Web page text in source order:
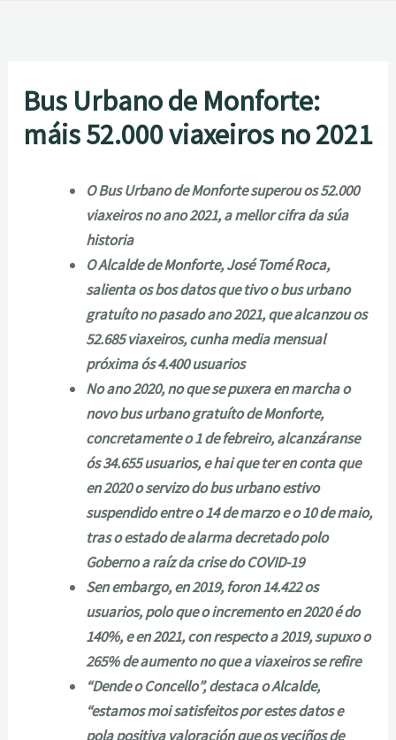
Bus Urbano de Monforte:
máis 52.000 viaxeiros no 2021
O Bus Urbano de Monforte superou os 52.000
viaxeiros no ano 2021, a mellor cifra da súa
historia
O Alcalde de Monforte, José Tomé Roca,
salienta os bos datos que tivo o bus urbano
gratuíto no pasado ano 2021, que alcanzou os
52.685 viaxeiros, cunha media mensual
próxima ós 4.400 usuarios
No ano 2020, no que se puxera en marcha o
novo bus urbano gratuíto de Monforte,
concretamente o 1 de febreiro, alcanzáranse
ós 34.655 usuarios, e hai que ter en conta que
en 2020 o servizo do bus urbano estivo
suspendido entre o 14 de marzo e o 10 de maio,
tras o estado de alarma decretado polo
Goberno a raíz da crise do COVID-19
Sen embargo, en 2019, foron 14.422 os
usuarios, polo que o incremento en 2020 é do
140%, e en 2021, con respecto a 2019, supuxo o
265% de aumento no que a viaxeiros se refire
“Dende o Concello”, destaca o Alcalde,
“estamos moi satisfeitos por estes datos e
pola positiva valoración que os veciños de